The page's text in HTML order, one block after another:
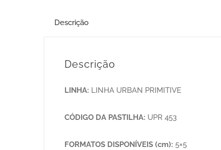
Descrição
Descrição
LINHA: LINHA URBAN PRIMITIVE
CÓDIGO DA PASTILHA: UPR 453
FORMATOS DISPONÍVEIS (cm): 5×5